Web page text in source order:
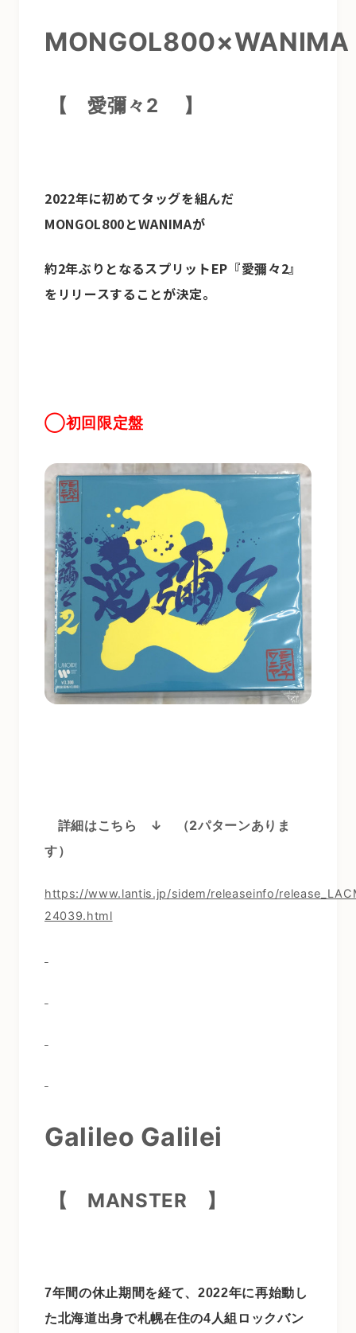
MONGOL800×WANIMA
【 愛彌々2 】
2022年に初めてタッグを組んだ
MONGOL800とWANIMAが
約2年ぶりとなるスプリットEP『愛彌々2』
をリリースすることが決定。
◯初回限定盤
詳細はこちら ↓
（2パターンありま
す）
https://www.lantis.jp/sidem/releaseinfo/
24039.html
Galileo Galilei
【 MANSTER 】
7年間の休止期間を経て、2022年に再始動し
た北海道出身で札幌在住の4人組ロックバン